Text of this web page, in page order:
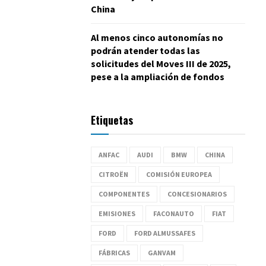
China
Al menos cinco autonomías no
podrán atender todas las
solicitudes del Moves III de 2025,
pese a la ampliación de fondos
Etiquetas
ANFAC AUDI BMW CHINA
CITROËN COMISIÓN EUROPEA
COMPONENTES CONCESIONARIOS
EMISIONES FACONAUTO FIAT
FORD FORD ALMUSSAFES
FÁBRICAS GANVAM